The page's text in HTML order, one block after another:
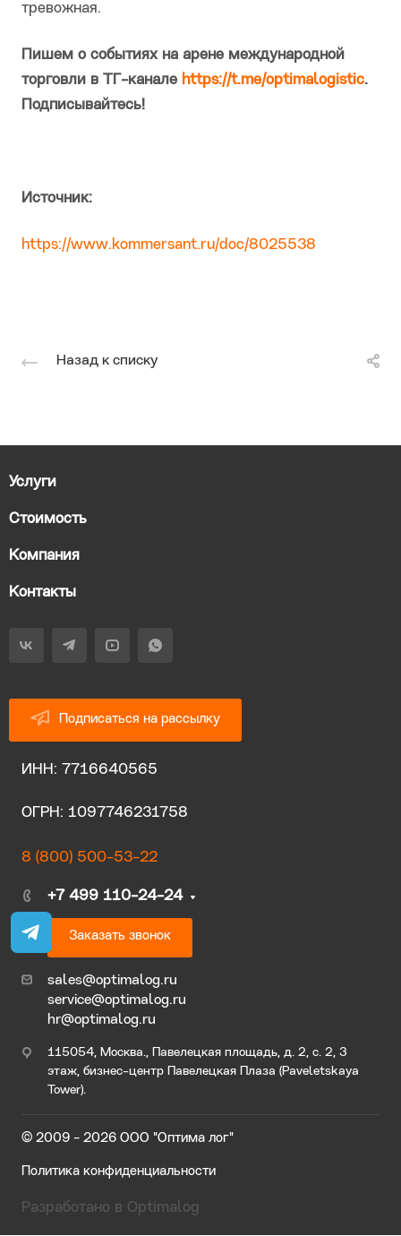
тревожная.
Пишем о событиях на арене международной
торговли в ТГ-канале https://t.me/optimalogistic.
Подписывайтесь!
Источник:
https://www.kommersant.ru/doc/8025538
Назад к списку
Услуги
Стоимость
Компания
Контакты
Подписаться на рассылку
ИНН: 7716640565
ОГРН: 1097746231758
8 (800) 500-53-22
+7 499 110-24-24
Заказать звонок
sales@optimalog.ru
service@optimalog.ru
hr@optimalog.ru
115054, Москва., Павелецкая площадь, д. 2, с. 2, 3
этаж, бизнес-центр Павелецкая Плаза (Paveletskaya
Tower).
© 2009 - 2026 ООО "Оптима лог"
Политика конфиденциальности
Разработано в Optimalog